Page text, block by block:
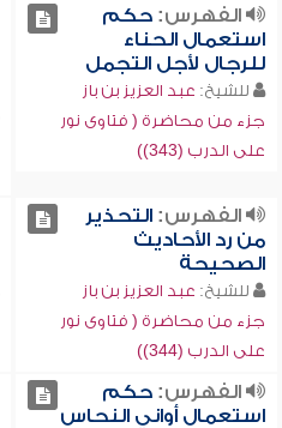
الفهرس:حكم
استعمال الحناء
للرجال لأجل التجمل
للشيخ: عبد العزيز بن باز
جزء من محاضرة ( فتاوى نور
على الدرب (343))
الفهرس:التحذير
من رد الأحاديث
الصحيحة
للشيخ: عبد العزيز بن باز
جزء من محاضرة ( فتاوى نور
على الدرب (344))
الفهرس:حكم
استعمال أواني النحاس